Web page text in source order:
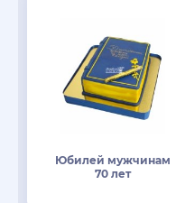
Юбилей мужчинам
70 лет